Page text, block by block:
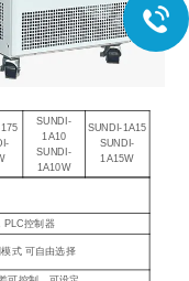
SUNDI-
1A10
SUNDI-
1A10W
SUNDI-1A15
SUNDI-
1A15W
PLC控制器
式 可自由选择